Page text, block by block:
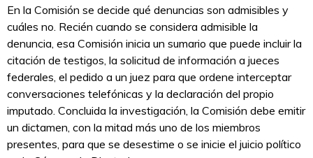
En la Comisión se decide qué denuncias son admisibles y
cuáles no. Recién cuando se considera admisible la
denuncia, esa Comisión inicia un sumario que puede incluir la
citación de testigos, la solicitud de información a jueces
federales, el pedido a un juez para que ordene interceptar
conversaciones telefónicas y la declaración del propio
imputado. Concluida la investigación, la Comisión debe emitir
un dictamen, con la mitad más uno de los miembros
presentes, para que se desestime o se inicie el juicio político